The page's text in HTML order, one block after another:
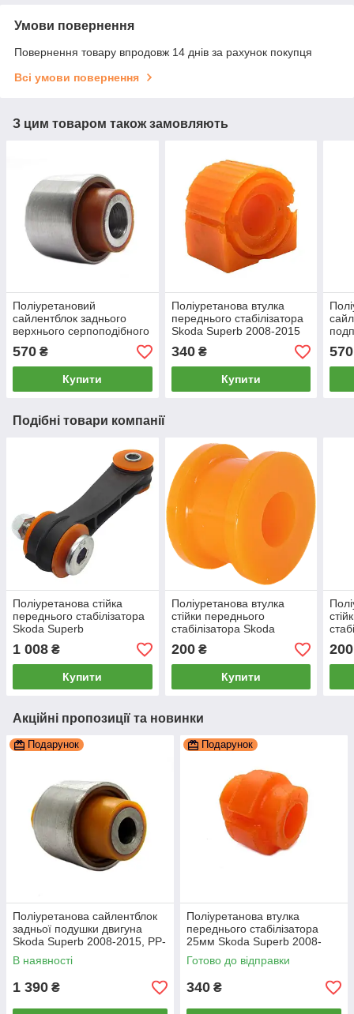
Умови повернення
Повернення товару впродовж 14 днів за рахунок покупця
Всі умови повернення
З цим товаром також замовляють
Поліуретановий
сайлентблок заднього
верхнього серпоподібного
важеля зовнішній Skoda
Superb 2008-2015, PP-
0165
570 ₴
Купити
Поліуретанова втулка
переднього стабілізатора
Skoda Superb 2008-2015
22мм, PP-0143P
340₴
Купити
570
Подібні товари компанії
Поліуретанова стійка
переднього стабілізатора
Skoda Superb
металевих втулок), PP-
0596f
1 008 ₴
Купити
Поліуретанова втулка
стійки переднього
стабілізатора Skoda
200₴
Купити
200
Акційні пропозиції та новинки
Подарунок
Поліуретанова сайлентблок
задньої подушки двигуна
Skoda Superb 2008-2015, PP-
0692A
В наявності
1 390 ₴
Подарунок
Поліуретанова втулка
переднього стабілізатора
25мм Skoda Superb 2008-
2015, PP-0010P
Готово до відправки
340 ₴